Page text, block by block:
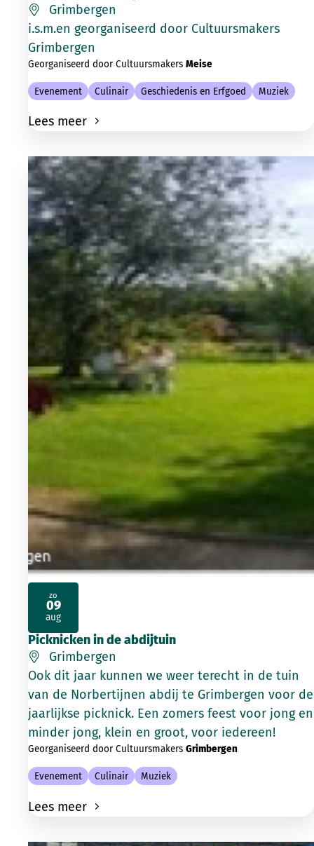
Grimbergen
i.s.m.en georganiseerd door Cultuursmakers
Grimbergen
Georganiseerd door Cultuursmakers Meise
Evenement Culinair Geschiedenis en Erfgoed Muziek
Lees meer
Picknicken in de abdijtuin
Grimbergen
Ook dit jaar kunnen we weer terecht in de tuin
van de Norbertijnen abdij te Grimbergen voor de
jaarlijkse picknick. Een zomers feest voor jong en
minder jong, klein en groot, voor iedereen!
Georganiseerd door Cultuursmakers Grimbergen
Evenement Culinair Muziek
Lees meer
zo
09
aug
2026